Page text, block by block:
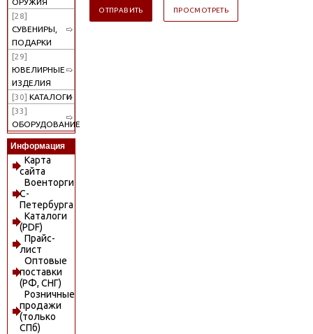
ОРУЖИЯ
[28]
СУВЕНИРЫ,
ПОДАРКИ
[29]
ЮВЕЛИРНЫЕ
ИЗДЕЛИЯ
[30] КАТАЛОГИ
[33]
ОБОРУДОВАНИЕ
Информация
Карта
сайта
Военторги
С-
Петербурга
Каталоги
(PDF)
Прайс-
лист
Оптовые
поставки
(РФ, СНГ)
Розничные
продажи
(только
СПб)